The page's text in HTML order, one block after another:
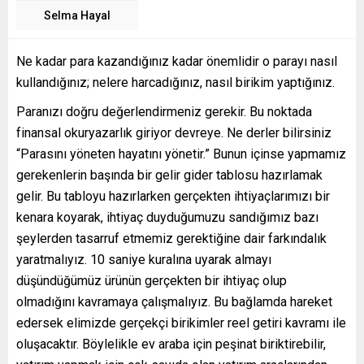
Selma Hayal
Ne kadar para kazandığınız kadar önemlidir o parayı nasıl
kullandığınız; nelere harcadığınız, nasıl birikim yaptığınız.
Paranızı doğru değerlendirmeniz gerekir. Bu noktada
finansal okuryazarlık giriyor devreye. Ne derler bilirsiniz
“Parasını yöneten hayatını yönetir.” Bunun içinse yapmamız
gerekenlerin başında bir gelir gider tablosu hazırlamak
gelir. Bu tabloyu hazırlarken gerçekten ihtiyaçlarımızı bir
kenara koyarak, ihtiyaç duyduğumuzu sandığımız bazı
şeylerden tasarruf etmemiz gerektiğine dair farkındalık
yaratmalıyız. 10 saniye kuralına uyarak almayı
düşündüğümüz ürünün gerçekten bir ihtiyaç olup
olmadığını kavramaya çalışmalıyız. Bu bağlamda hareket
edersek elimizde gerçekçi birikimler reel getiri kavramı ile
oluşacaktır. Böylelikle ev araba için peşinat biriktirebilir,